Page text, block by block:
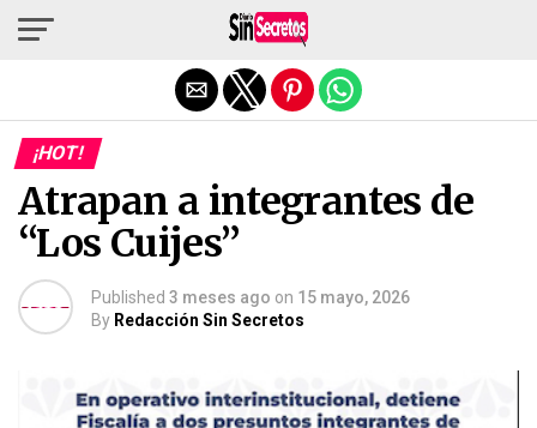
¡HOT!
Atrapan a integrantes de
“Los Cuijes”
Published 3 meses ago on 15 mayo, 2026
By Redacción Sin Secretos
Salir de la versión móvil